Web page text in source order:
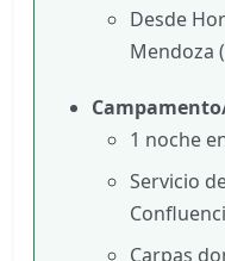
Desde
Mendoza
1 noche
Servicio
Carpas